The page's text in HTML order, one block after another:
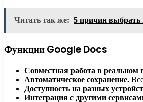
Читать так же: 5 причин выбрать
Функции Google Docs
Совместная работа в реальном
Автоматическое сохранение.
Доступность на разных
Интеграция с другими